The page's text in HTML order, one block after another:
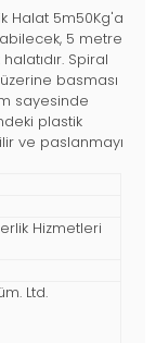
Halat 5m50Kg'a
5 metre
Spiral
basması
sayesinde
plastik
ve paslanmayı
Hizmetleri
Ltd.